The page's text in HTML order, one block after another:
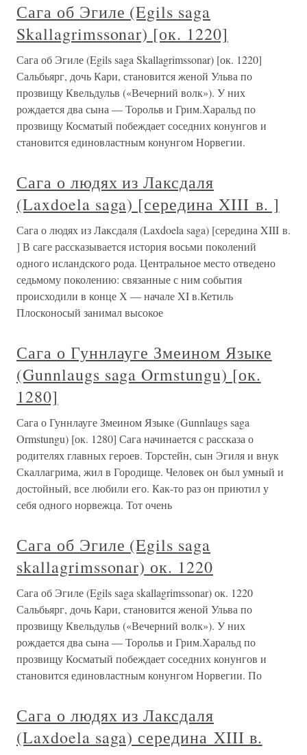
Сага об Эгиле (Egils saga
Skallagrimssonar) [ок. 1220]
Сага об Эгиле (Egils saga Skallagrimssonar) [ок. 1220]
Сальбьярг, дочь Кари, становится женой Ульва по
прозвищу Квельдульв («Вечерний волк»). У них
рождается два сына — Торольв и Грим.Харальд по
прозвищу Косматый побеждает соседних конунгов и
становится единовластным конунгом Норвегии.
Сага о людях из Лаксдаля
(Laxdoela saga) [середина XIII в. ]
Сага о людях из Лаксдаля (Laxdoela saga) [середина XIII в.
] В саге рассказывается история восьми поколений
одного исландского рода. Центральное место отведено
седьмому поколению: связанные с ним события
происходили в конце Х — начале XI в.Кетиль
Плосконосый занимал высокое
Сага о Гуннлауге Змеином Языке
(Gunnlaugs saga Ormstungu) [ок.
1280]
Сага о Гуннлауге Змеином Языке (Gunnlaugs saga
Ormstungu) [ок. 1280] Сага начинается с рассказа о
родителях главных героев. Торстейн, сын Эгиля и внук
Скаллагрима, жил в Городище. Человек он был умный и
достойный, все любили его. Как-то раз он приютил у
себя одного норвежца. Тот очень
Сага об Эгиле (Egils saga
skallagrimssonar) ок. 1220
Сага об Эгиле (Egils saga skallagrimssonar) ок. 1220
Сальбьярг, дочь Кари, становится женой Ульва по
прозвищу Квельдульв («Вечерний волк»). У них
рождается два сына — Торольв и Грим.Харальд по
прозвищу Косматый побеждает соседних конунгов и
становится единовластным конунгом Норвегии. По
Сага о людях из Лаксдаля
(Laxdoela saga) середина XIII в.